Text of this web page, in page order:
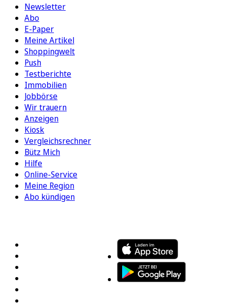
Newsletter
Abo
E-Paper
Meine Artikel
Shoppingwelt
Push
Testberichte
Immobilien
Jobbörse
Wir trauern
Anzeigen
Kiosk
Vergleichsrechner
Bütz Mich
Hilfe
Online-Service
Meine Region
Abo kündigen